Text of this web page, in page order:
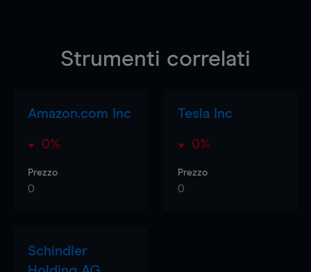
Strumenti correlati
Amazon.com Inc
0%
Prezzo
0
Tesla Inc
0%
Prezzo
0
Schindler